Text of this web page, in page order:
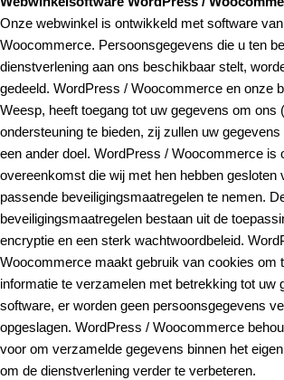
Onze webwinkel is ontwikkeld met software
Woocommerce. Persoonsgegevens die u ten
dienstverlening aan ons beschikbaar stelt,
gedeeld. WordPress / Woocommerce en onze
Weesp, heeft toegang tot uw gegevens om ons
ondersteuning te bieden, zij zullen uw
een ander doel. WordPress / Woocommerce is
overeenkomst die wij met hen hebben gesloten
passende beveiligingsmaatregelen te nemen.
beveiligingsmaatregelen bestaan uit de
encryptie en een sterk wachtwoordbeleid.
Woocommerce maakt gebruik van cookies om
informatie te verzamelen met betrekking tot uw
software, er worden geen persoonsgegevens
opgeslagen. WordPress / Woocommerce
voor om verzamelde gegevens binnen het
om de dienstverlening verder te verbeteren.